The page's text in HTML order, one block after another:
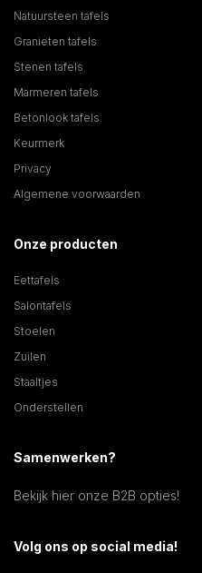
Natuursteen tafels
Granieten tafels
Stenen tafels
Marmeren tafels
Betonlook tafels
Keurmerk
Privacy
Algemene voorwaarden
Onze producten
Eettafels
Salontafels
Stoelen
Zuilen
Staaltjes
Onderstellen
Samenwerken?
Bekijk hier onze B2B opties!
Volg ons op social media!